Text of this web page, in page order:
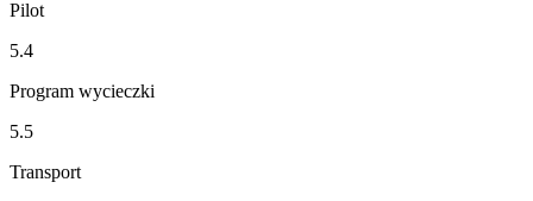
Pilot
5.4
Program wycieczki
5.5
Transport